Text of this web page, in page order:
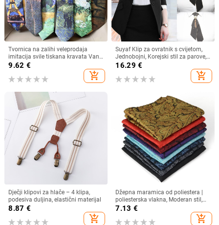
Tvornica na zalihi veleprodaja
imitacija svile tiskana kravata Van
Gogh uljana slika serija kravata
antikna američka retro ležerna
9.62 €
add_shopping_cart
Suyaf Klip za ovratnik s cvijetom,
Jednobojni, Korejski stil za parove,
Za odrasle
16.29 €
add_shopping_cart
Dječji klipovi za hlače – 4 klipa,
podesiva duljina, elastični materijal
8.87 €
add_shopping_cart
Džepna maramica od poliestera |
poliesterska vlakna, Moderan stil,
džakard tkanina, geometrijski
7.13 €
add_shopping_cart